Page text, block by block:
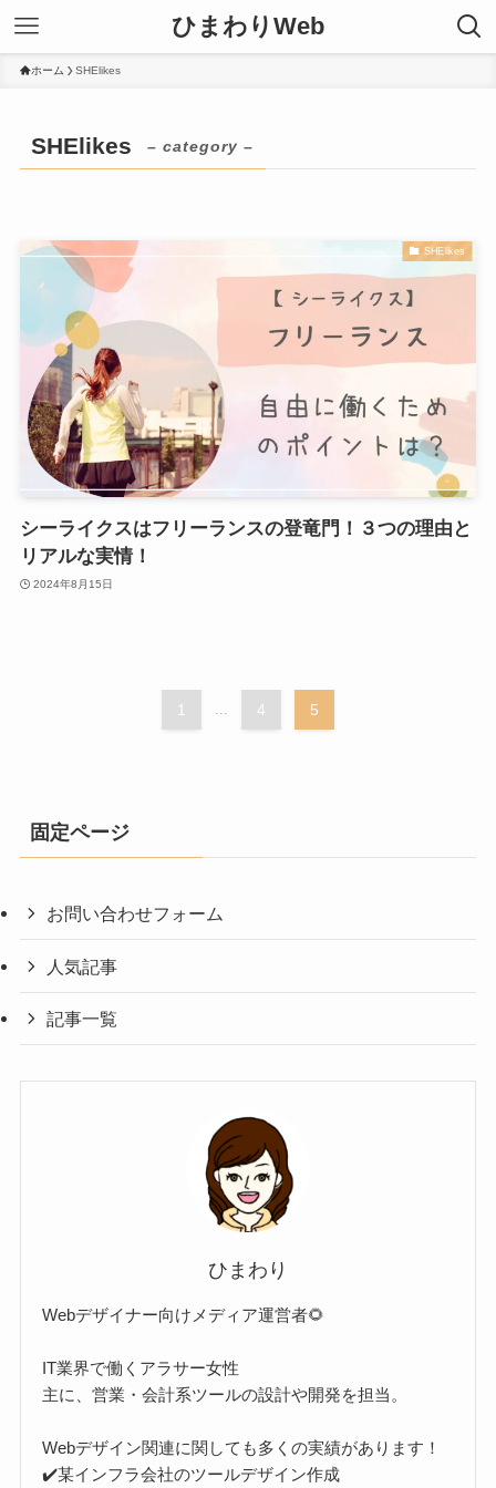
ひまわりWeb
ホーム SHElikes
SHElikes – category –
SHElikes
シーライクスはフリーランスの登竜門！３つの理由と
リアルな実情！
2024年8月15日
1 ... 4 5
固定ページ
お問い合わせフォーム
人気記事
記事一覧
ひまわり
Webデザイナー向けメディア運営者🌻
IT業界で働くアラサー女性
主に、営業・会計系ツールの設計や開発を担当。
Webデザイン関連に関しても多くの実績があります！
✔️某インフラ会社のツールデザイン作成